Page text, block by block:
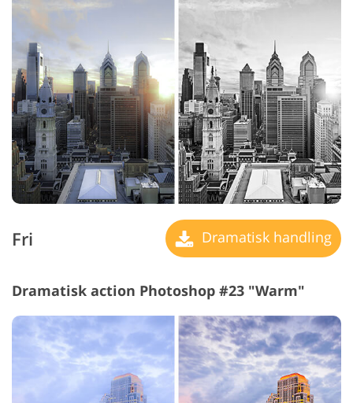
Fri Dramatisk handling
Dramatisk action Photoshop #23 "Warm"